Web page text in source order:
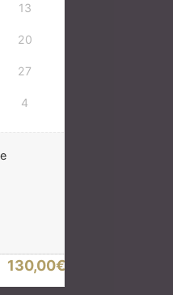
13
20
27
4
130,00€